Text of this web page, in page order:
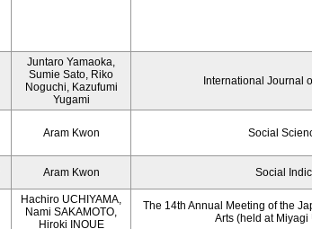
Juntaro Yamaoka,
Sumie Sato, Riko
Noguchi, Kazufumi
Yugami
International Journal
Aram Kwon Social
Aram Kwon Social
Hachiro UCHIYAMA,
Nami SAKAMOTO,
Hiroki INOUE
The 14th Annual Meeting of the
Arts (held at